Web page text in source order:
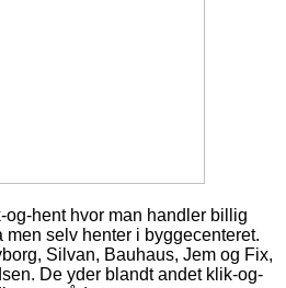
hent hvor man handler billig
selv henter i byggecenteret.
Silvan, Bauhaus, Jem og Fix,
De yder blandt andet klik-og-